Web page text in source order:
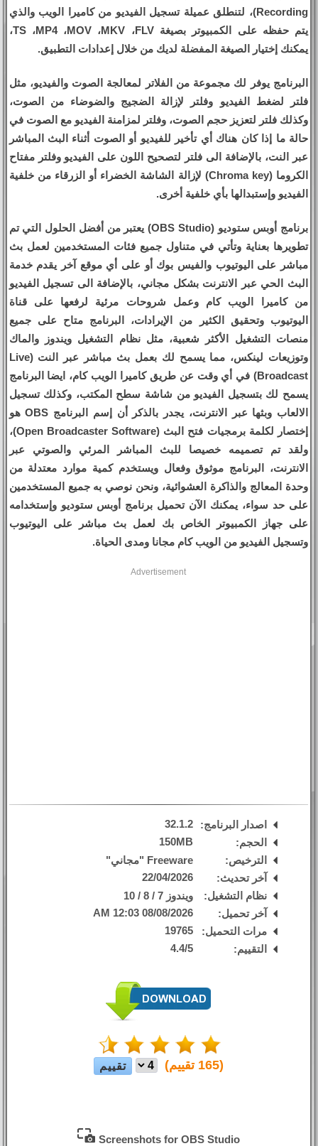
Recording)، لتنطلق عميلة تسجيل الفيديو من كاميرا الويب والذي
يتم حفظه على الكمبيوتر بصيغة TS ،MP4 ،MOV ،MKV ،FLV،
يمكنك إختيار الصيغة المفضلة لديك من خلال إعدادات التطبيق.
البرنامج يوفر لك مجموعة من الفلاتر لمعالجة الصوت والفيديو، مثل
فلتر لضغط الفيديو وفلتر لإزالة الضجيج والضوضاء من الصوت،
وكذلك فلتر لتعزيز حجم الصوت، وفلتر لمزامنة الفيديو مع الصوت في
حالة ما إذا كان هناك أي تأخير للفيديو أو الصوت أثناء البث المباشر
عبر النت، بالإضافة الى فلتر لتصحيح اللون على الفيديو وفلتر مفتاح
الكروما (Chroma key) لإزالة الشاشة الخضراء أو الزرقاء من خلفية
الفيديو وإستبدالها بأي خلفية أخرى.
برنامج أوبس ستوديو (OBS Studio) يعتبر من أفضل الحلول التي تم
تطويرها بعناية وتأتي في متناول جميع فئات المستخدمين لعمل بث
مباشر على اليوتيوب والفيس بوك أو على أي موقع آخر يقدم خدمة
البث الحي عبر الانترنت بشكل مجاني، بالإضافة الى تسجيل الفيديو
من كاميرا الويب كام وعمل شروحات مرئية لرفعها على قناة
اليوتيوب وتحقيق الكثير من الإيرادات، البرنامج متاح على جميع
منصات التشغيل الأكثر شعبية، مثل نظام التشغيل ويندوز والماك
وتوزيعات لينكس، مما يسمح لك بعمل بث مباشر عبر النت (Live
Broadcast) في أي وقت عن طريق كاميرا الويب كام، ايضا البرنامج
يسمح لك بتسجيل الفيديو من شاشة سطح المكتب، وكذلك تسجيل
الالعاب وبثها عبر الانترنت، يجدر بالذكر أن إسم البرنامج OBS هو
إختصار لكلمة برمجيات فتح البث (Open Broadcaster Software)،
ولقد تم تصميمه خصيصا للبث المباشر المرئي والصوتي عبر
الانترنت، البرنامج موثوق وفعال ويستخدم كمية موارد معتدلة من
وحدة المعالج والذاكرة العشوائية، ونحن نوصي به جميع المستخدمين
على حد سواء، يمكنك الآن تحميل برنامج أوبس ستوديو وإستخدامه
على جهاز الكمبيوتر الخاص بك لعمل بث مباشر على اليوتيوب
وتسجيل الفيديو من الويب كام مجانا ومدى الحياة.
Advertisement
اصدار البرنامج:
32.1.2
الحجم:
150MB
الترخيص:
Freeware "مجاني"
آخر تحديث:
22/04/2026
نظام التشغيل:
ويندوز 7 / 8 / 10
آخر تحميل:
08/08/2026 12:03 AM
مرات التحميل:
19765
التقييم:
4.4/5
(
165 تقييم)
Screenshots for OBS Studio